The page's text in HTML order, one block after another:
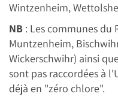
Wintzenheim,
NB : Les communes du
Muntzenheim,
Wickerschwihr) ainsi
sont pas raccordées à
déjà en "zéro chlore".